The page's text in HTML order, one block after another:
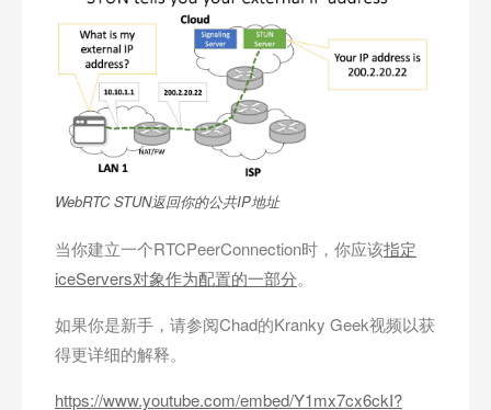
WebRTC STUN返回你的公共IP地址
当你建立一个RTCPeerConnection时，你应该指定
iceServers对象作为配置的一部分。
如果你是新手，请参阅Chad的Kranky Geek视频以获
得更详细的解释。
https://www.youtube.com/embed/Y1mx7cx6ckI?